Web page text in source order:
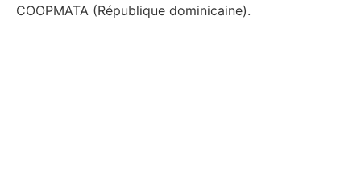
COOPMATA (République dominicaine).